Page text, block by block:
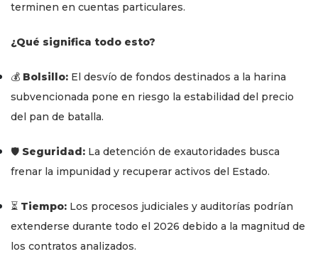
terminen en cuentas particulares.
¿Qué significa todo esto?
💰 Bolsillo: El desvío de fondos destinados a la harina
subvencionada pone en riesgo la estabilidad del precio
del pan de batalla.
🛡️ Seguridad: La detención de exautoridades busca
frenar la impunidad y recuperar activos del Estado.
⏳ Tiempo: Los procesos judiciales y auditorías podrían
extenderse durante todo el 2026 debido a la magnitud de
los contratos analizados.